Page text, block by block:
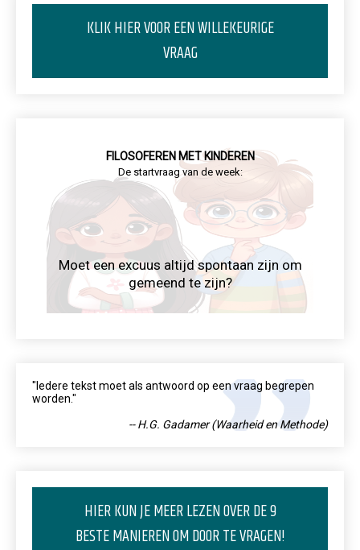
KLIK HIER VOOR EEN WILLEKEURIGE
VRAAG
FILOSOFEREN MET KINDEREN
De startvraag van de week:
Moet een excuus altijd spontaan zijn om
gemeend te zijn?
"Iedere tekst moet als antwoord op een vraag begrepen
worden."
-- H.G. Gadamer (Waarheid en Methode)
HIER KUN JE MEER LEZEN OVER DE 9
BESTE MANIEREN OM DOOR TE VRAGEN!